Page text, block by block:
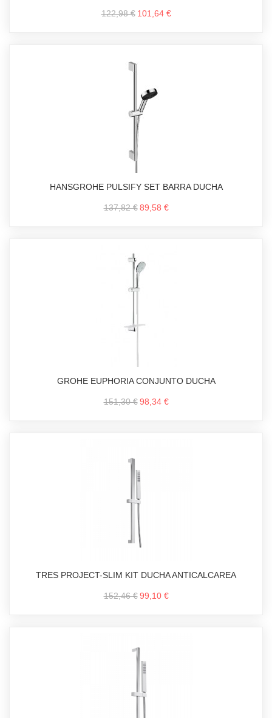
122,98 € 101,64 €
HANSGROHE PULSIFY SET BARRA DUCHA
137,82 € 89,58 €
GROHE EUPHORIA CONJUNTO DUCHA
151,30 € 98,34 €
TRES PROJECT-SLIM KIT DUCHA ANTICALCAREA
152,46 € 99,10 €